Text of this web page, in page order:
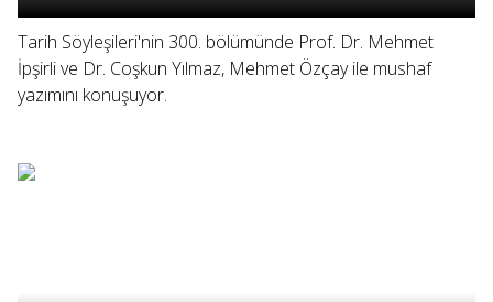
Tarih Söyleşileri'nin 300. bölümünde Prof. Dr. Mehmet
İpşirli ve Dr. Coşkun Yılmaz, Mehmet Özçay ile mushaf
yazımını konuşuyor.